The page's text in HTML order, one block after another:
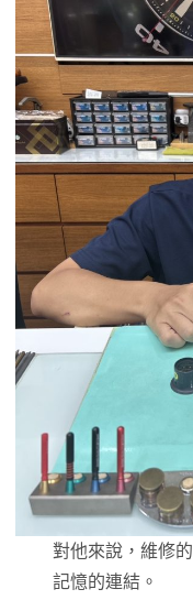
對他來說，維修
記憶的連結。